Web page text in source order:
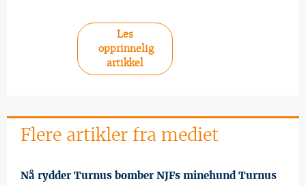
Les
opprinnelig
artikkel
Flere artikler fra mediet
Nå rydder Turnus bomber NJFs minehund Turnus